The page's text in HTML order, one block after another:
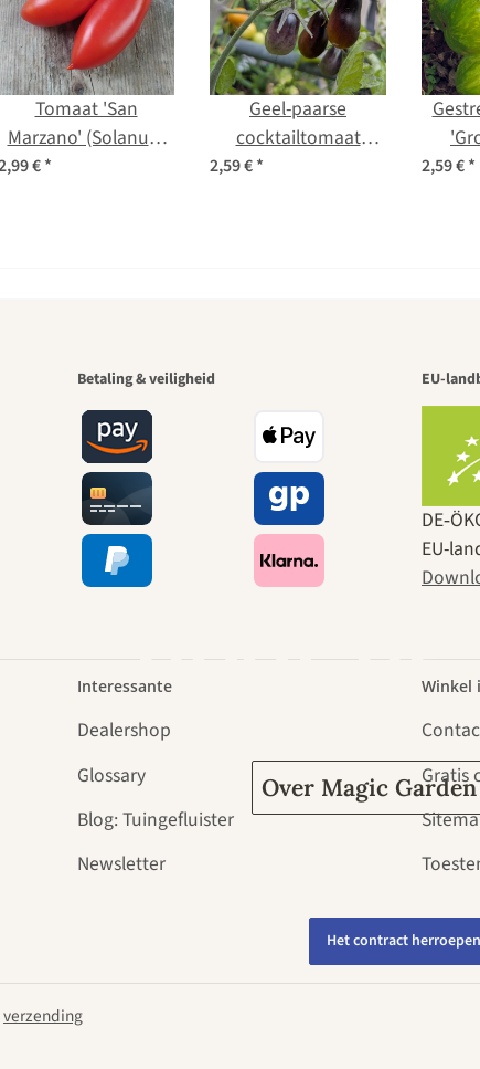
Tomaat 'San
Marzano' (Solanum
lycopersicum) bio
€*
Geel-paarse
cocktailtomaat
‘Indigo Pear Drops’
2,59 €* 2,59 €*
Een van
naar
door
Over Magic Garden
Betaling & veiligheid EU-
EU-
Interessante
Dealershop
Glossary
Blog: Tuingefluister
Newsletter
Winkel
Gratis
Het contract herroepen
verzending